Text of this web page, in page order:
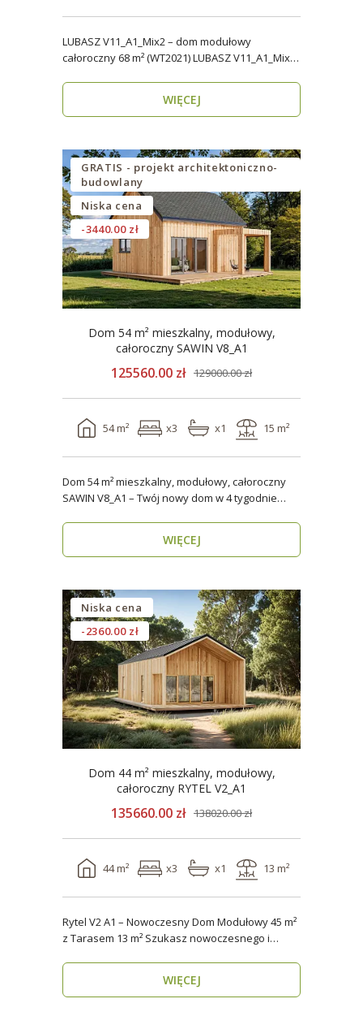
LUBASZ V11_A1_Mix2 – dom modułowy
całoroczny 68 m² (WT2021) LUBASZ V11_A1_Mix2
WIĘCEJ
GRATIS - projekt architektoniczno-
budowlany
Niska cena
-3440.00 zł
Dom 54 m² mieszkalny, modułowy,
całoroczny SAWIN V8_A1
125560.00 zł 129000.00 zł
54 m² x3 x1 15 m²
Dom 54 m² mieszkalny, modułowy, całoroczny
SAWIN V8_A1 – Twój nowy dom w 4 tygodnie
WIĘCEJ
Niska cena
-2360.00 zł
Dom 44 m² mieszkalny, modułowy,
całoroczny RYTEL V2_A1
135660.00 zł 138020.00 zł
44 m² x3 x1 13 m²
Rytel V2 A1 – Nowoczesny Dom Modułowy 45 m²
z Tarasem 13 m² Szukasz nowoczesnego i
WIĘCEJ